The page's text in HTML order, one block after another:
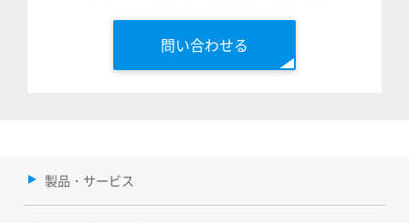
問い合わせる
製品・サービス